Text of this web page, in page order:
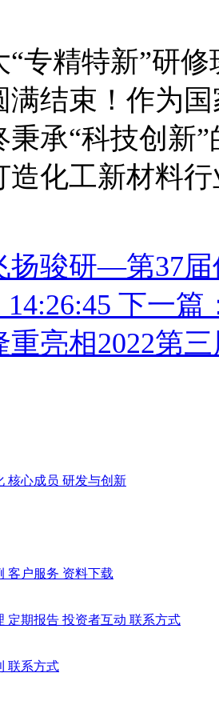
“专精特新”研
满结束！作为
秉承“科技创新
造化工新材料
扬骏研—第37
14:26:45 下一篇
重亮相2022第
核心成员 研发与创新
客户服务 资料下载
定期报告 投资者互动 联系方式
联系方式